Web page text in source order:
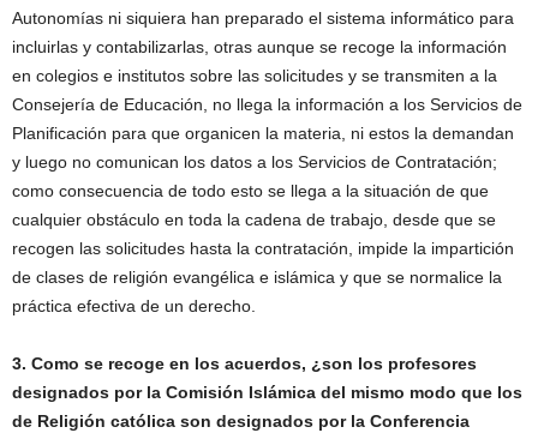
Autonomías ni siquiera han preparado el sistema informático para
incluirlas y contabilizarlas, otras aunque se recoge la información
en colegios e institutos sobre las solicitudes y se transmiten a la
Consejería de Educación, no llega la información a los Servicios de
Planificación para que organicen la materia, ni estos la demandan
y luego no comunican los datos a los Servicios de Contratación;
como consecuencia de todo esto se llega a la situación de que
cualquier obstáculo en toda la cadena de trabajo, desde que se
recogen las solicitudes hasta la contratación, impide la impartición
de clases de religión evangélica e islámica y que se normalice la
práctica efectiva de un derecho.
3. Como se recoge en los acuerdos, ¿son los profesores
designados por la Comisión Islámica del mismo modo que los
de Religión católica son designados por la Conferencia